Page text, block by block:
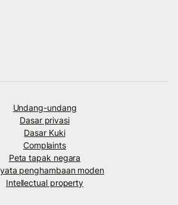
Undang-undang
Dasar privasi
Dasar Kuki
Complaints
Peta tapak negara
penghambaan moden
Intellectual property